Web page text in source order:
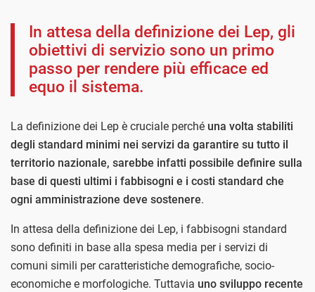
In attesa della definizione dei Lep, gli
obiettivi di servizio sono un primo
passo per rendere più efficace ed
equo il sistema.
La definizione dei Lep è cruciale perché una volta stabiliti
degli standard minimi nei servizi da garantire su tutto il
territorio nazionale, sarebbe infatti possibile definire sulla
base di questi ultimi i fabbisogni e i costi standard che
ogni amministrazione deve sostenere.
In attesa della definizione dei Lep, i fabbisogni standard
sono definiti in base alla spesa media per i servizi di
comuni simili per caratteristiche demografiche, socio-
economiche e morfologiche. Tuttavia uno sviluppo recente